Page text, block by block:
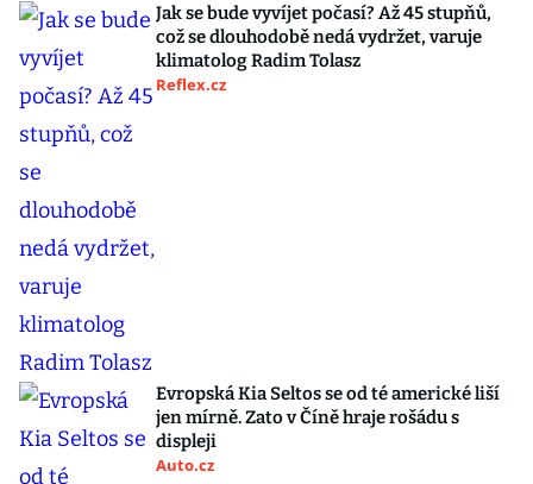
Jak se bude vyvíjet počasí? Až 45 stupňů,
což se dlouhodobě nedá vydržet, varuje
klimatolog Radim Tolasz
Reflex.cz
Evropská Kia Seltos se od té americké liší
jen mírně. Zato v Číně hraje rošádu s
displeji
Auto.cz